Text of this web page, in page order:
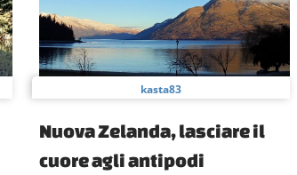
kasta83
Nuova Zelanda, lasciare il
cuore agli antipodi